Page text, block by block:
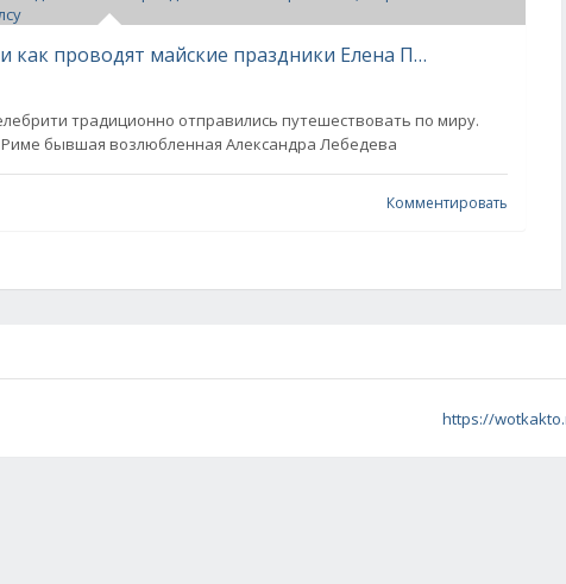
Греция, Италия и Карелия: где и как проводят майские праздники Елена Перминова, Марина Александрова с детьми, Дима Билан и Алсу
традиционно отправились путешествовать по миру.
бывшая возлюбленная Александра Лебедева
Комментировать
https://